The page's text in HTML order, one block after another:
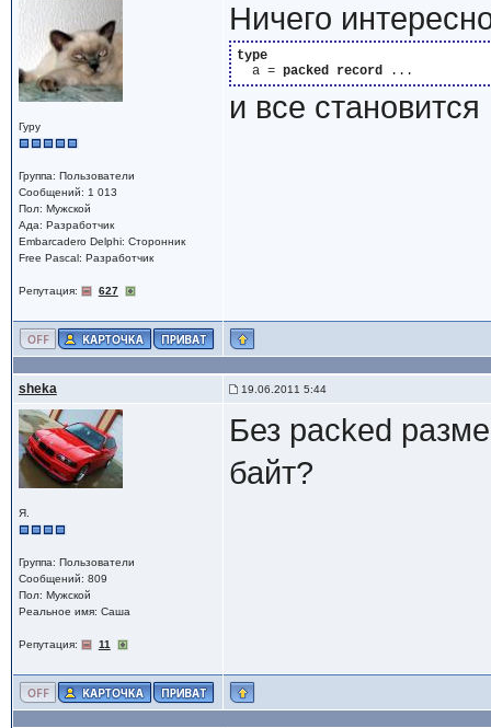
Гуру
Группа: Пользователи
Сообщений: 1 013
Пол: Мужской
Ада: Разработчик
Embarcadero Delphi: Сторонник
Free Pascal: Разработчик
Репутация: 627
Ничего
type
  a =
packed record
и все
sheka 19.06.2011 5:44
Я.
Группа: Пользователи
Сообщений: 809
Пол: Мужской
Реальное имя: Саша
Репутация: 11
Без packed
байт?